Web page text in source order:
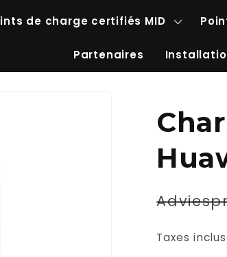
de charge certifiés MID
Partenaires
Prix
Taxes